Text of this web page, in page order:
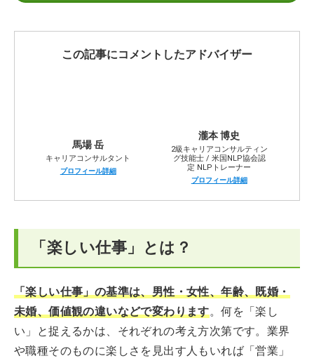
「楽しい仕事」を見つけるための5つの方法
この記事にコメントしたアドバイザー
馬場 岳
キャリアコンサルタント
プロフィール詳細
瀧本 博史
2級キャリアコンサルティン
グ技能士 / 米国NLP協会認
定 NLPトレーナー
プロフィール詳細
「楽しい仕事」とは？
「楽しい仕事」の基準は、男性・女性、年齢、既婚・
未婚、価値観の違いなどで変わります。何を「楽し
い」と捉えるかは、それぞれの考え方次第です。業界
や職種そのものに楽しさを見出す人もいれば「営業」